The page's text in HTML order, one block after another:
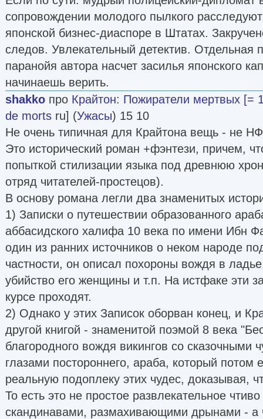
сопровождении молодого пылкого
японской бизнес-диаспоре в Штатах.
следов. Увлекательный детектив. Отдельная
паранойя автора насчет засилья японского
начинаешь верить.
shakko про Крайтон: Пожиратели мертвых [=
de morts ru] (Ужасы) 15 10
Не очень типичная для Крайтона вещь - не
Это исторический роман +фэнтези, причем,
попыткой стилизации языка под древнюю
отряд читателей-простецов).
В основу романа легли два знаменитых
1) Записки о путешествии образованного
аббасидского халифа 10 века по имени Ибн
один из ранних источников о неком народе
частности, он описал похороны вождя в
убийство его женщины и т.п. На истфаке эти
курсе проходят.
2) Однако у этих Записок оборван конец, и
другой книгой - знаменитой поэмой 8 века
благородного вождя викингов со сказочными
глазами постороннего, араба, который потом
реальную подоплеку этих чудес, доказывая,
То есть это не простое развлекательное
скандинавами, размахивающими дрынами - а